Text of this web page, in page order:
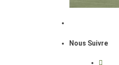
Nous Suivre